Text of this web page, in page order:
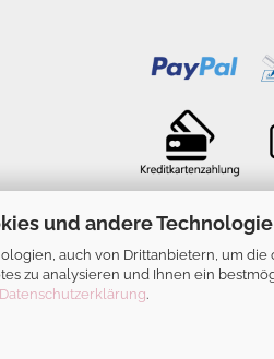
und andere
auch von Drittanbietern, um
zu analysieren und Ihnen ein
Datenschutzerklärung.